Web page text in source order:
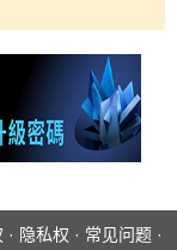
· 隐私权 · 常见问题 ·